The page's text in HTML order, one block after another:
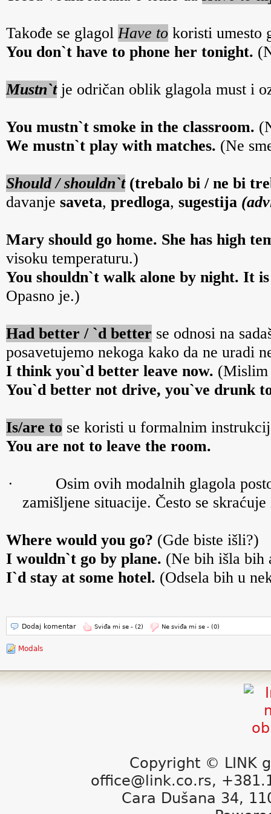
Takođe se glagolHave to koristi umesto
You don`t have to phone her tonight.
Mustn`t je odričan oblik glagola must i
You mustn`t smoke in the classroom.
We mustn`t play with matches. (Ne
Should / shouldn`t(trebalo bi / ne bi
davanje saveta, predloga, sugestija
Mary should go home. She has high
visoku temperaturu.)
You shouldn`t walk alone by night. It
Opasno je.)
Had better / `d better se odnosi na
posavetujemo nekoga kako da ne uradi
I think you`d better leave now. (Mislim
You`d better not drive, you`ve drunk
Is/are to se koristi u formalnim
You are not to leave the room.
·
Osim ovih modalnih glagola
zamišljene situacije. Često se
Where would you go? (Gde biste išli?)
I wouldn`t go by plane. (Ne bih išla bih
I`d stay at some hotel. (Odsela bih u
Dodaj komentar Sviđa mi se - (2) Ne sviđa mi se - (0)
Modals
Copyright © LINK
office@link.co.rs,
Cara Dušana 34,